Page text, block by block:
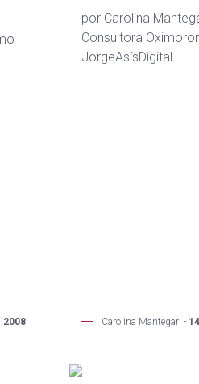
2008
por Carolina
Consultora
JorgeAsísDigital.
Carolina Mantegari -